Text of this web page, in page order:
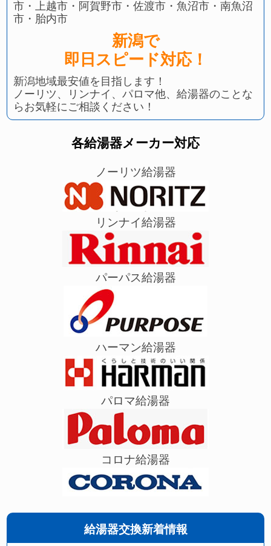
市・上越市・阿賀野市・佐渡市・魚沼市・南魚沼
市・胎内市
新潟で
即日スピード対応！
新潟地域最安値を目指します！
ノーリツ、リンナイ、パロマ他、給湯器のことな
らお気軽にご相談ください！
各給湯器メーカー対応
ノーリツ給湯器
リンナイ給湯器
パーパス給湯器
ハーマン給湯器
パロマ給湯器
コロナ給湯器
給湯器交換新着情報